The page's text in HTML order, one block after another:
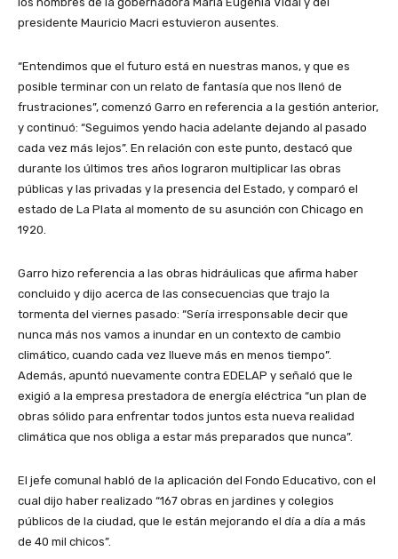
presidente Mauricio Macri estuvieron ausentes.
“Entendimos que el futuro está en nuestras manos, y que es
posible terminar con un relato de fantasía que nos llenó de
frustraciones”, comenzó Garro en referencia a la gestión anterior,
y continuó: “Seguimos yendo hacia adelante dejando al pasado
cada vez más lejos”. En relación con este punto, destacó que
durante los últimos tres años lograron multiplicar las obras
públicas y las privadas y la presencia del Estado, y comparó el
estado de La Plata al momento de su asunción con Chicago en
1920.
Garro hizo referencia a las obras hidráulicas que afirma haber
concluido y dijo acerca de las consecuencias que trajo la
tormenta del viernes pasado: “Sería irresponsable decir que
nunca más nos vamos a inundar en un contexto de cambio
climático, cuando cada vez llueve más en menos tiempo”.
Además, apuntó nuevamente contra EDELAP y señaló que le
exigió a la empresa prestadora de energía eléctrica “un plan de
obras sólido para enfrentar todos juntos esta nueva realidad
climática que nos obliga a estar más preparados que nunca”.
El jefe comunal habló de la aplicación del Fondo Educativo, con el
cual dijo haber realizado “167 obras en jardines y colegios
públicos de la ciudad, que le están mejorando el día a día a más
de 40 mil chicos”.